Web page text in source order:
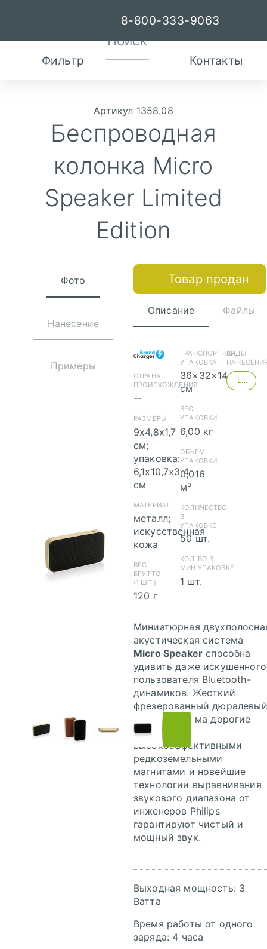
8-800-333-9063
Фильтр Контакты
Артикул 1358.08
Беспроводная
колонка Micro
Speaker Limited
Edition
Фото
Нанесение
Примеры
Товар продан
Описание
СТРАНА
ПРОИСХОЖДЕНИЯ
--
РАЗМЕРЫ
9х4,8х1,7
см;
упаковка:
6,1х10,7х3,4
см
МАТЕРИАЛ
металл;
искусственная
кожа
ВЕС
БРУТТО
(1 ШТ.)
120 г
ТРАНСПОРТНАЯ
УПАКОВКА
36×32×14
см
ВЕС
УПАКОВКИ
6,00 кг
ОБЪЕМ
УПАКОВКИ
0,016
м³
КОЛИЧЕСТВО
В
УПАКОВКЕ
50 шт.
КОЛ-ВО В
МИН.УПАКОВКЕ
1 шт.
ВИДЫ
LM2-Лазерная гравировка
Миниатюрная
акустическая система
Micro Speaker способна
удивить даже искушенного
пользователя Bluetooth-
динамиков. Жесткий
фрезерованный дюралевый
корпус, весьма дорогие
динамики с
высокоэффективными
редкоземельными
магнитами и новейшие
технологии выравнивания
звукового диапазона от
инженеров Philips
гарантируют чистый и
мощный звук.
Выходная мощность: 3
Ватта
Время работы от одного
заряда: 4 часа
Файлы
(cdr)
скачать (pdf)
Инструкция по
сохранению pdf
из Corel Draw
Инструкция по
сохранению pdf
из Adobe
Illustrator